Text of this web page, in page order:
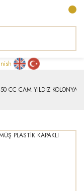
50 CC CAM YILDIZ KOLONYA